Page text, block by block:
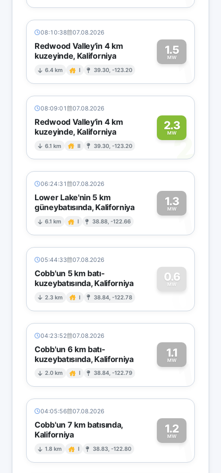
08:10:38 07.08.2026
Redwood Valley'in 4 km
kuzeyinde, Kaliforniya
6.4 km I 39.30, -123.20
1.5
MW1
08:09:01 07.08.2026
Redwood Valley'in 4 km
kuzeyinde, Kaliforniya
6.1 km II 39.30, -123.20
2.3
MW2
06:24:31 07.08.2026
Lower Lake'nin 5 km
güneybatısında, Kaliforniya
6.1 km I 38.88, -122.66
1.3
MW1
05:44:33 07.08.2026
Cobb'un 5 km batı-
kuzeybatısında, Kaliforniya
2.3 km I 38.84, -122.78
0.6
MW
0
04:23:52 07.08.2026
Cobb'un 6 km batı-
kuzeybatısında, Kaliforniya
2.0 km I 38.84, -122.79
1.1
MW1
04:05:56 07.08.2026
Cobb'un 7 km batısında,
Kaliforniya
1.8 km I 38.83, -122.80
1.2
MW1